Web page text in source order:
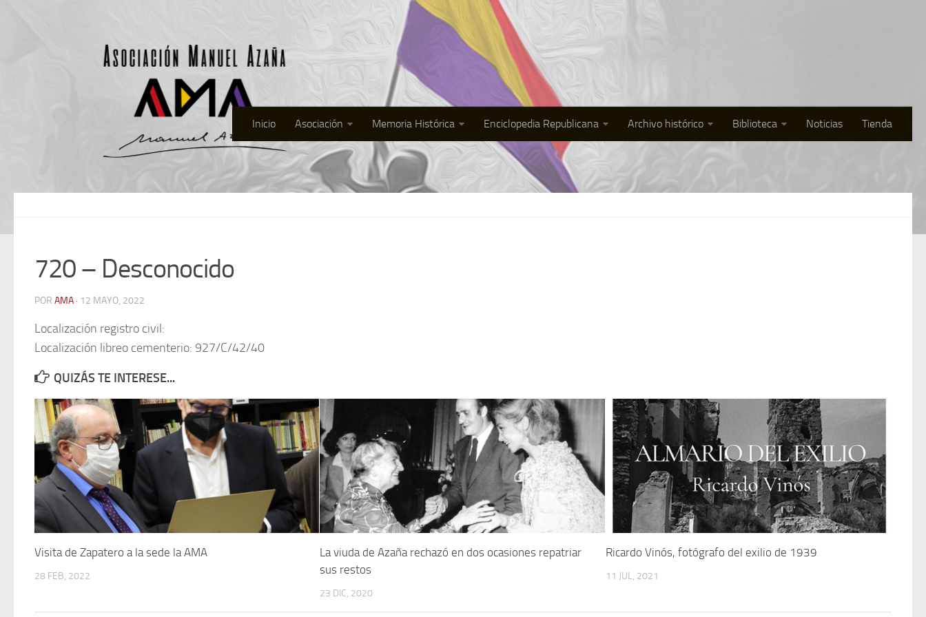
Inicio Asociación Memoria Histórica Enciclopedia Republicana Archivo histórico Biblioteca Noticias Tienda
720 – Desconocido
POR AMA · 12 MAYO, 2022
Localización registro civil:
Localización libreo cementerio: 927/C/42/40
QUIZÁS TE INTERESE...
Visita de Zapatero a la sede la AMA
28 FEB, 2022
La viuda de Azaña rechazó en dos ocasiones repatriar
sus restos
23 DIC, 2020
Ricardo Vinós, fotógrafo del exilio de 1939
11 JUL, 2021